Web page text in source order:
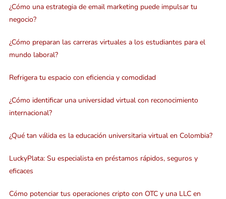
¿Cómo una estrategia de email marketing puede impulsar tu
negocio?
¿Cómo preparan las carreras virtuales a los estudiantes para el
mundo laboral?
Refrigera tu espacio con eficiencia y comodidad
¿Cómo identificar una universidad virtual con reconocimiento
internacional?
¿Qué tan válida es la educación universitaria virtual en Colombia?
LuckyPlata: Su especialista en préstamos rápidos, seguros y
eficaces
Cómo potenciar tus operaciones cripto con OTC y una LLC en